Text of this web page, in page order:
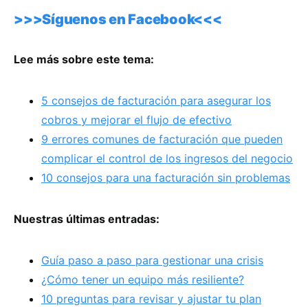
>>>Síguenos en Facebook<<<
Lee más sobre este tema:
5 consejos de facturación para asegurar los
cobros y mejorar el flujo de efectivo
9 errores comunes de facturación que pueden
complicar el control de los ingresos del negocio
10 consejos para una facturación sin problemas
Nuestras últimas entradas:
Guía paso a paso para gestionar una crisis
¿Cómo tener un equipo más resiliente?
10 preguntas para revisar y ajustar tu plan